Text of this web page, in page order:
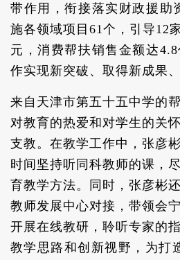
带作用，衔接落实财政援助
施各领域项目61个，引导12
元，消费帮扶销售金额达
作实现新突破、取得新成果
来自天津市第五十五中学的
对教育的热爱和对学生的关
支教。在教学工作中，张彦
时间坚持听同科教师的课，
育教学方法。同时，张彦彬
教师发展中心对接，带领会
开展在线教研，聆听专家的
教学思路和创新视野，为打